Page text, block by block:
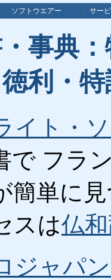
ソフトウエアー サー
事典
利・
イト・
で フラ
簡単に
スは仏
ジャパ